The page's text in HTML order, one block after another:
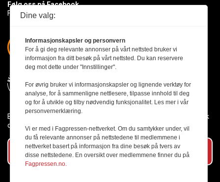
Følg oss på Facebook
Få med deg det siste innen byggebransjen
Byggmesteren følger Vær Varsom-plakaten og presseetikken slik
den er nedfelt i Redaktørplakaten.
Abonner på vårt nyhetsbrev
Dine valg:
Informasjonskapsler og personvern
For å gi deg relevante annonser på vårt nettsted bruker vi
informasjon fra ditt besøk på vårt nettsted. Du kan reservere
deg mot dette under "Innstillinger".
For øvrig bruker vi informasjonskapsler og lignende verktøy for
analyse, for å sammenligne nettlesere, tilpasse innhold til deg
og for å utvikle og tilby nødvendig funksjonalitet. Les mer i vår
personvernerklæring.
Vi er med i Fagpressen-nettverket. Om du samtykker under, vil
du få relevante annonser på nettstedene til medlemmene i
nettverket basert på informasjon fra dine besøk på tvers av
disse nettstedene. En oversikt over medlemmene finner du på
Fagpressen.no.